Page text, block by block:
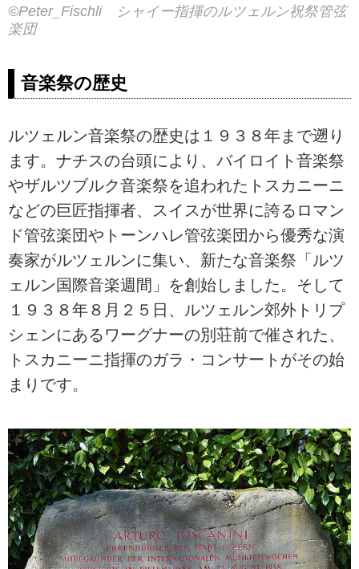
©Peter_Fischli シャイー指揮のルツェルン祝祭管弦
楽団
音楽祭の歴史
ルツェルン音楽祭の歴史は１９３８年まで遡り
ます。ナチスの台頭により、バイロイト音楽祭
やザルツブルク音楽祭を追われたトスカニーニ
などの巨匠指揮者、スイスが世界に誇るロマン
ド管弦楽団やトーンハレ管弦楽団から優秀な演
奏家がルツェルンに集い、新たな音楽祭「ルツ
ェルン国際音楽週間」を創始しました。そして
１９３８年８月２５日、ルツェルン郊外トリプ
シェンにあるワーグナーの別荘前で催された、
トスカニーニ指揮のガラ・コンサートがその始
まりです。